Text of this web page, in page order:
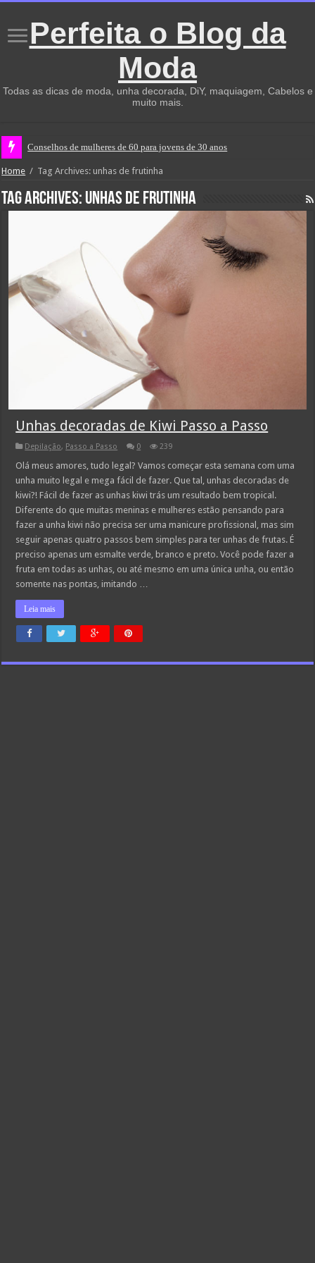
Perfeita o Blog da
Moda
Todas as dicas de moda, unha decorada, DiY, maquiagem, Cabelos e
muito mais.
Conselhos de mulheres de 60 para jovens de 30 anos
Home / Tag Archives: unhas de frutinha
Tag Archives: unhas de frutinha
Unhas decoradas de Kiwi Passo a Passo
Depilação, Passo a Passo 0 239
Olá meus amores, tudo legal? Vamos começar esta semana com uma
unha muito legal e mega fácil de fazer. Que tal, unhas decoradas de
kiwi?! Fácil de fazer as unhas kiwi trás um resultado bem tropical.
Diferente do que muitas meninas e mulheres estão pensando para
fazer a unha kiwi não precisa ser uma manicure profissional, mas sim
seguir apenas quatro passos bem simples para ter unhas de frutas. É
preciso apenas um esmalte verde, branco e preto. Você pode fazer a
fruta em todas as unhas, ou até mesmo em uma única unha, ou então
somente nas pontas, imitando …
Leia mais